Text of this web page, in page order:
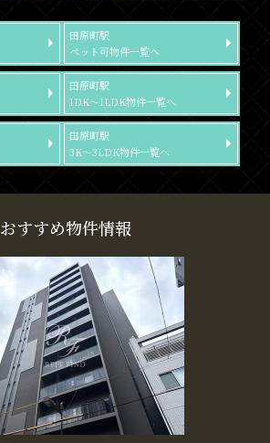
田原町駅
ペット可物件一覧へ
田原町駅
1DK～1LDK物件一覧へ
田原町駅
3K～3LDK物件一覧へ
おすすめ物件情報